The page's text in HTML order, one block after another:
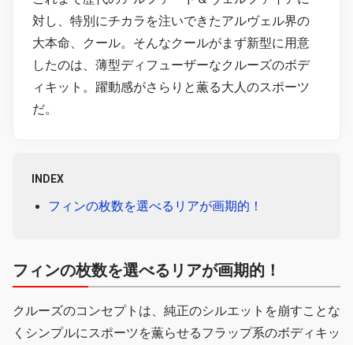
対し、特別にチカラを注いできたアルヴェル界の
大本命、クール。そんなクールがまず新型に用意
したのは、薄型ディフューザーなクルーズのボデ
ィキット。躍動感がさらりと薫る大人のスポーツ
だ。
INDEX
フィンの枚数を選べるリアが画期的！
フィンの枚数を選べるリアが画期的！
クルーズのコンセプトは、純正のシルエットを崩すことな
くシンプルにスポーツを薫らせるフラップ系のボディキッ